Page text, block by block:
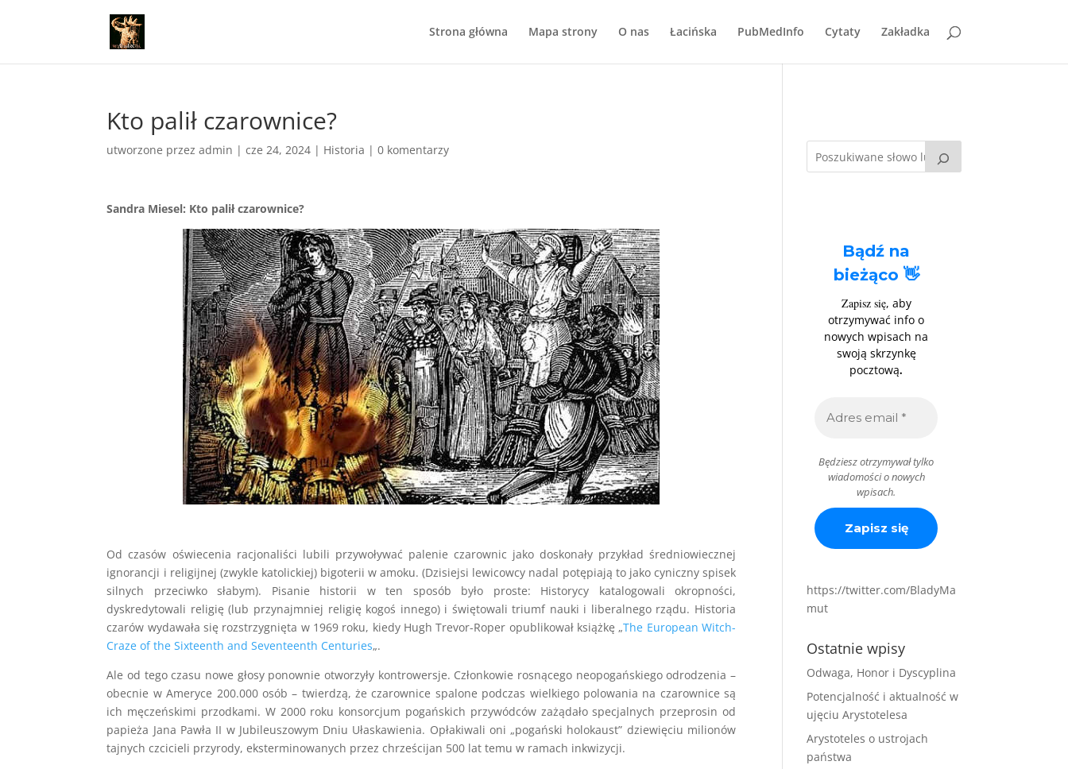
Strona główna Mapa strony O nas Łacińska PubMedInfo Cytaty Zakładka
Kto palił czarownice?
utworzone przezadmin |cze 24, 2024 | Historia |0 komentarzy
Sandra Miesel: Kto palił czarownice?
Od czasów oświecenia racjonaliści lubili przywoływać palenie czarownic jako doskonały przykład średniowiecznej
ignorancji i religijnej (zwykle katolickiej) bigoterii w amoku. (Dzisiejsi lewicowcy nadal potępiają to jako cyniczny spisek
silnych przeciwko słabym). Pisanie historii w ten sposób było proste: Historycy katalogowali okropności,
dyskredytowali religię (lub przynajmniej religię kogoś innego) i świętowali triumf nauki i liberalnego rządu. Historia
czarów wydawała się rozstrzygnięta w 1969 roku, kiedy Hugh Trevor-Roper opublikował książkę „The European Witch-
Craze of the Sixteenth and Seventeenth Centuries„.
Ale od tego czasu nowe głosy ponownie otworzyły kontrowersje. Członkowie rosnącego neopogańskiego odrodzenia –
obecnie w Ameryce 200.000 osób – twierdzą, że czarownice spalone podczas wielkiego polowania na czarownice są
ich męczeńskimi przodkami. W 2000 roku konsorcjum pogańskich przywódców zażądało specjalnych przeprosin od
papieża Jana Pawła II w Jubileuszowym Dniu Ułaskawienia. Opłakiwali oni „pogański holokaust” dziewięciu milionów
tajnych czcicieli przyrody, eksterminowanych przez chrześcijan 500 lat temu w ramach inkwizycji.
Bądź na
bieżąco 👋
Zapisz się, aby
otrzymywać info o
nowych wpisach na
swoją skrzynkę
pocztową.
Będziesz otrzymywał tylko
wiadomości o nowych
wpisach.
https://twitter.com/BladyMa
mut
Ostatnie wpisy
Odwaga, Honor i Dyscyplina
Potencjalność i aktualność w
ujęciu Arystotelesa
Arystoteles o ustrojach
państwa